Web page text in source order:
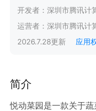
开发者： 深圳市腾讯计
运营者： 深圳市腾讯计
2026.7.28更新 应用
简介
悦动菜园是一款关于